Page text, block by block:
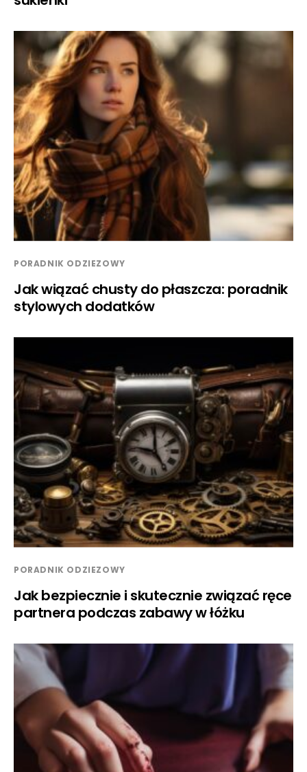
PORADNIK ODZIEZOWY
Jak wiązać chusty do płaszcza: poradnik
stylowych dodatków
PORADNIK ODZIEZOWY
Jak bezpiecznie i skutecznie związać ręce
partnera podczas zabawy w łóżku